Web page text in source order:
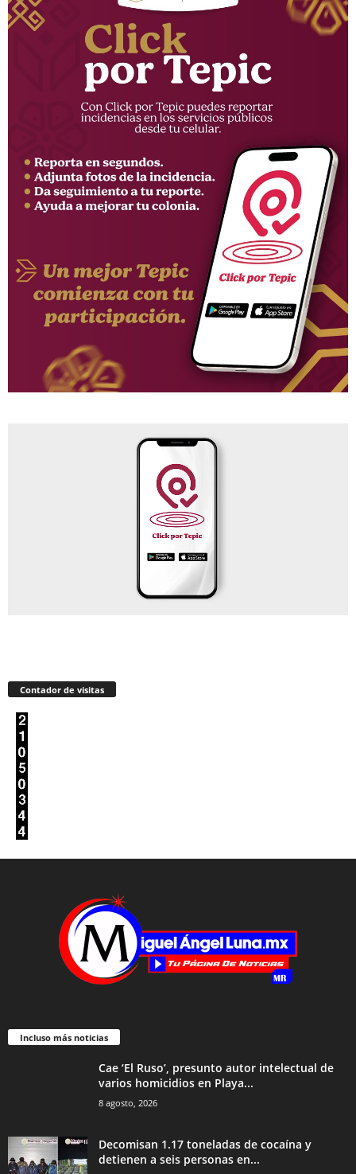
Contador de visitas
Incluso más noticias
Cae ‘El Ruso’, presunto autor intelectual de
varios homicidios en Playa...
8 agosto, 2026
Decomisan 1.17 toneladas de cocaína y
detienen a seis personas en...